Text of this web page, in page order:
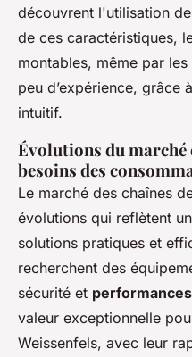
découvrent l'utilisation
de ces caractéristiques,
montables, même par
peu d’expérience, grâce
intuitif.
Évolutions du marché
besoins des
Le marché des chaînes
évolutions qui reflètent
solutions pratiques et
recherchent des
sécurité et
valeur exceptionnelle
Weissenfels, avec leur